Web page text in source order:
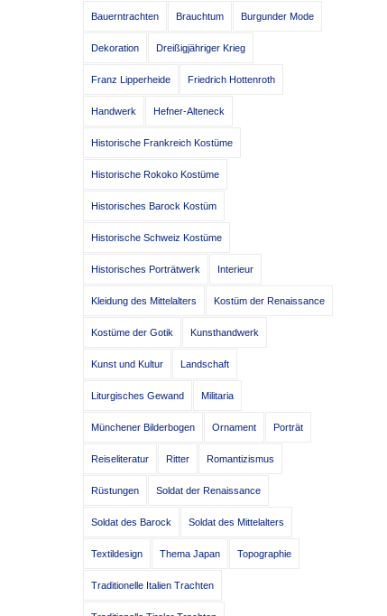
Bauerntrachten Brauchtum Burgunder Mode
Dekoration Dreißigjähriger Krieg
Franz Lipperheide Friedrich Hottenroth
Handwerk Hefner-Alteneck
Historische Frankreich Kostüme
Historische Rokoko Kostüme
Historisches Barock Kostüm
Historische Schweiz Kostüme
Historisches Porträtwerk Interieur
Kleidung des Mittelalters Kostüm der Renaissance
Kostüme der Gotik Kunsthandwerk
Kunst und Kultur Landschaft
Liturgisches Gewand Militaria
Münchener Bilderbogen Ornament Porträt
Reiseliteratur Ritter Romantizismus
Rüstungen Soldat der Renaissance
Soldat des Barock Soldat des Mittelalters
Textildesign Thema Japan Topographie
Traditionelle Italien Trachten